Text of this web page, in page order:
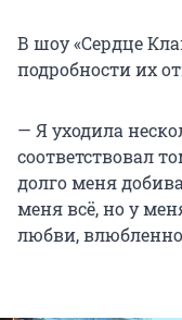
В шоу «Сердце
подробности их
— Я уходила
соответствовал
долго меня
меня всё, но у
любви,